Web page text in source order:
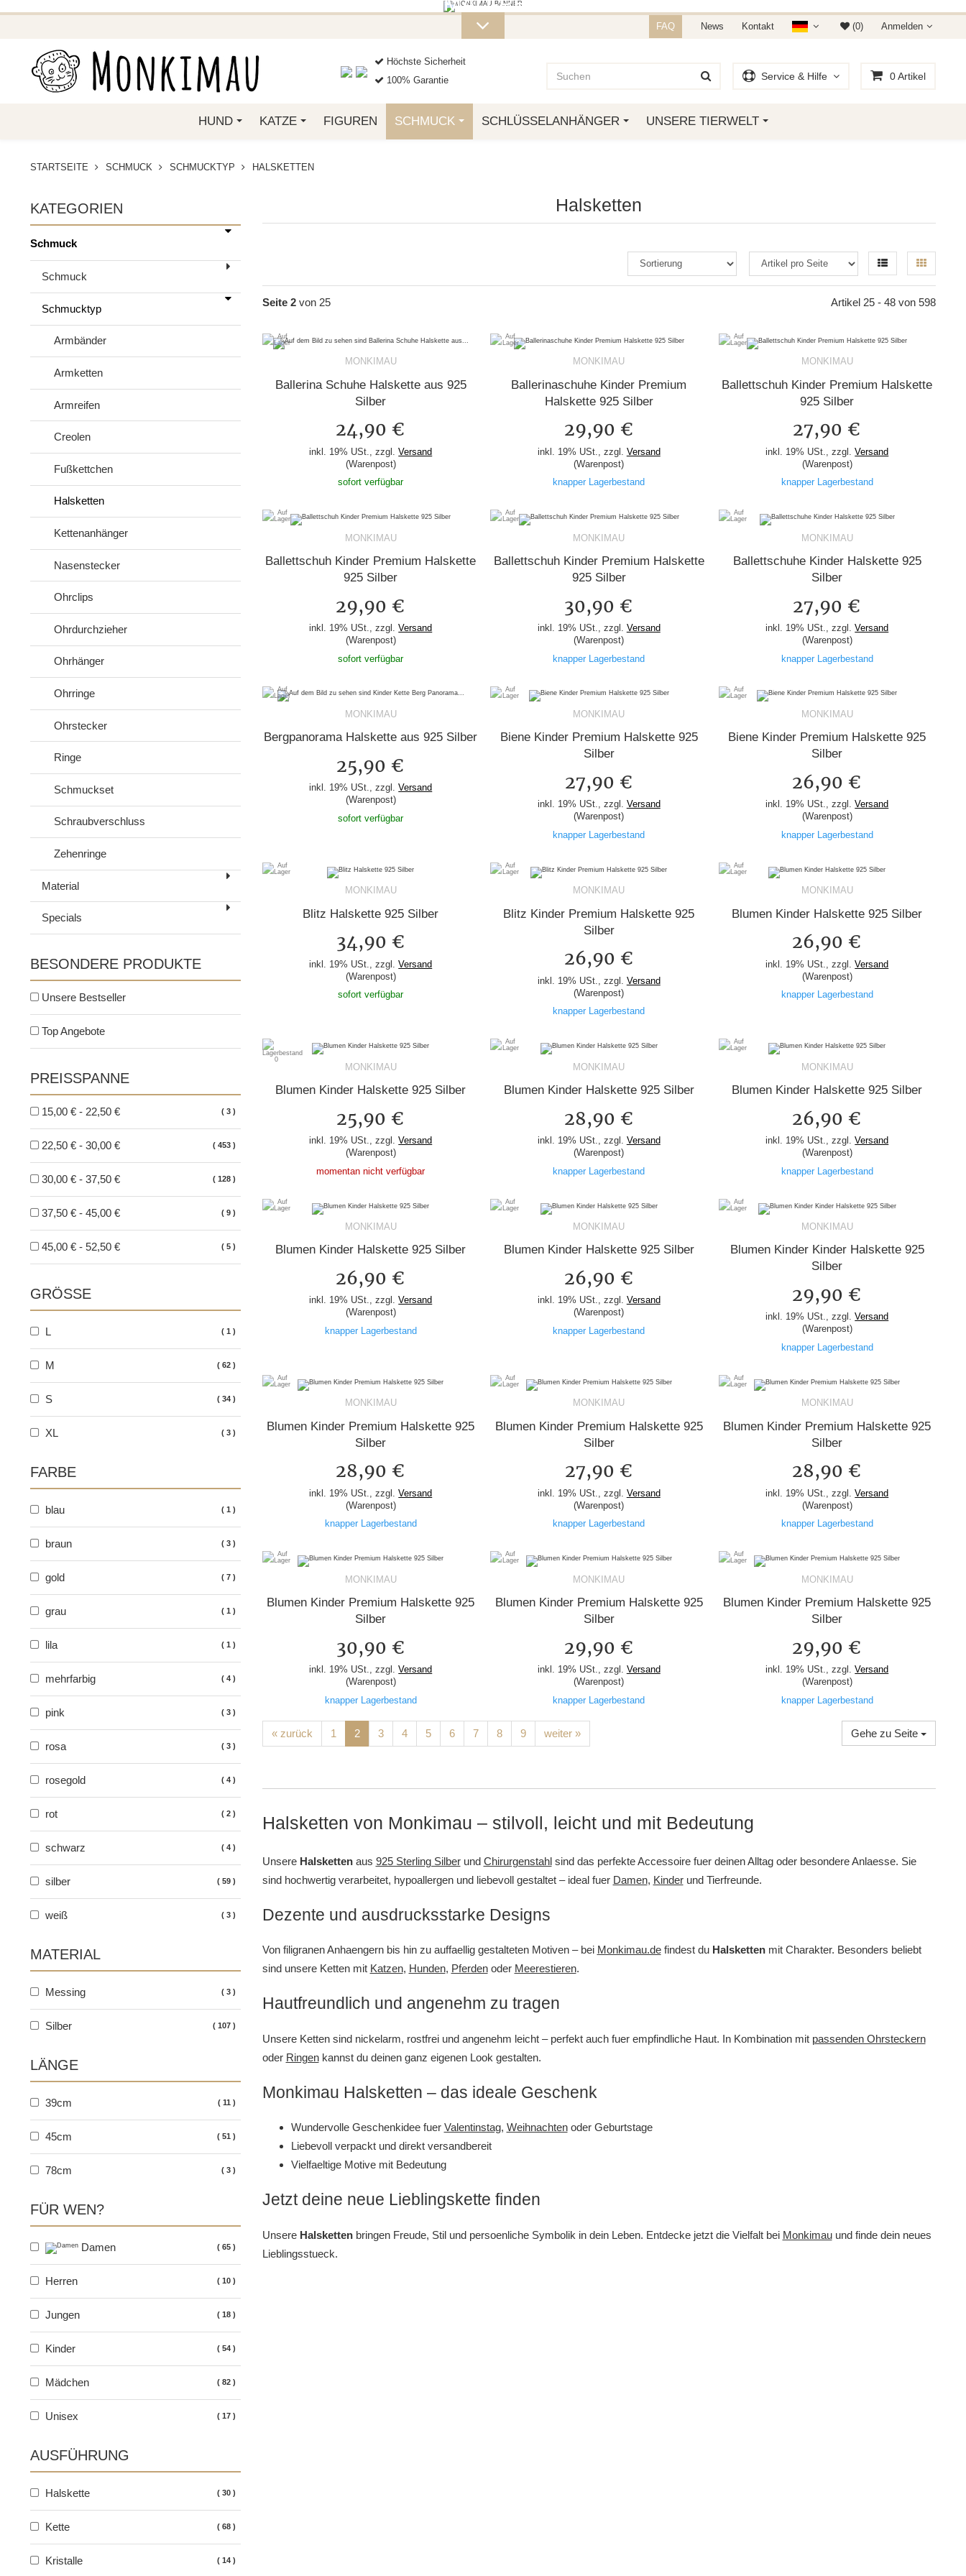
OTTO.
FAQ News Kontakt (0) Anmelden
Höchste Sicherheit
100% Garantie
Service & Hilfe 0Artikel
HUND KATZE FIGUREN SCHMUCK SCHLÜSSELANHÄNGER UNSERE TIERWELT
STARTSEITE SCHMUCK SCHMUCKTYP HALSKETTEN
Halsketten
Seite 2von 25 Artikel 25 - 48 von 598
MONKIMAU
Ballerina Schuhe Halskette aus 925
Silber
24,90 €
inkl. 19% USt., zzgl.Versand
(Warenpost)
sofort verfügbar
MONKIMAU
Ballerinaschuhe Kinder Premium
Halskette 925 Silber
29,90 €
inkl. 19% USt., zzgl. Versand
(Warenpost)
knapper Lagerbestand
MONKIMAU
Ballettschuh Kinder Premium Halskette
925 Silber
27,90 €
inkl. 19% USt., zzgl.Versand
(Warenpost)
knapper Lagerbestand
MONKIMAU
Ballettschuh Kinder Premium Halskette
925 Silber
29,90 €
inkl. 19% USt., zzgl.Versand
(Warenpost)
sofort verfügbar
MONKIMAU
Ballettschuh Kinder Premium Halskette
925 Silber
30,90 €
inkl. 19% USt., zzgl. Versand
(Warenpost)
knapper Lagerbestand
MONKIMAU
Ballettschuhe Kinder Halskette 925
Silber
27,90 €
inkl. 19% USt., zzgl.Versand
(Warenpost)
knapper Lagerbestand
MONKIMAU
Bergpanorama Halskette aus 925 Silber
25,90 €
inkl. 19% USt., zzgl.Versand
(Warenpost)
sofort verfügbar
MONKIMAU
Biene Kinder Premium Halskette 925
Silber
27,90 €
inkl. 19% USt., zzgl. Versand
(Warenpost)
knapper Lagerbestand
MONKIMAU
Biene Kinder Premium Halskette 925
Silber
26,90 €
inkl. 19% USt., zzgl.Versand
(Warenpost)
knapper Lagerbestand
MONKIMAU
Blitz Halskette 925 Silber
34,90 €
inkl. 19% USt., zzgl.Versand
(Warenpost)
sofort verfügbar
MONKIMAU
Blitz Kinder Premium Halskette 925
Silber
26,90 €
inkl. 19% USt., zzgl. Versand
(Warenpost)
knapper Lagerbestand
MONKIMAU
Blumen Kinder Halskette 925 Silber
26,90 €
inkl. 19% USt., zzgl.Versand
(Warenpost)
knapper Lagerbestand
MONKIMAU
Blumen Kinder Halskette 925 Silber
25,90 €
inkl. 19% USt., zzgl.Versand
(Warenpost)
momentan nicht verfügbar
MONKIMAU
Blumen Kinder Halskette 925 Silber
28,90 €
inkl. 19% USt., zzgl. Versand
(Warenpost)
knapper Lagerbestand
MONKIMAU
Blumen Kinder Halskette 925 Silber
26,90 €
inkl. 19% USt., zzgl.Versand
(Warenpost)
knapper Lagerbestand
MONKIMAU
Blumen Kinder Halskette 925 Silber
26,90 €
inkl. 19% USt., zzgl.Versand
(Warenpost)
knapper Lagerbestand
MONKIMAU
Blumen Kinder Halskette 925 Silber
26,90 €
inkl. 19% USt., zzgl. Versand
(Warenpost)
knapper Lagerbestand
MONKIMAU
Blumen Kinder Kinder Halskette 925
Silber
29,90 €
inkl. 19% USt., zzgl.Versand
(Warenpost)
knapper Lagerbestand
MONKIMAU
Blumen Kinder Premium Halskette 925
Silber
28,90 €
inkl. 19% USt., zzgl.Versand
(Warenpost)
knapper Lagerbestand
MONKIMAU
Blumen Kinder Premium Halskette 925
Silber
27,90 €
inkl. 19% USt., zzgl. Versand
(Warenpost)
knapper Lagerbestand
MONKIMAU
Blumen Kinder Premium Halskette 925
Silber
28,90 €
inkl. 19% USt., zzgl.Versand
(Warenpost)
knapper Lagerbestand
MONKIMAU
Blumen Kinder Premium Halskette 925
Silber
30,90 €
inkl. 19% USt., zzgl.Versand
(Warenpost)
knapper Lagerbestand
MONKIMAU
Blumen Kinder Premium Halskette 925
Silber
29,90 €
inkl. 19% USt., zzgl. Versand
(Warenpost)
knapper Lagerbestand
MONKIMAU
Blumen Kinder Premium Halskette 925
Silber
29,90 €
inkl. 19% USt., zzgl.Versand
(Warenpost)
knapper Lagerbestand
« zurück 1 2 3 4 5 6 7 8 9 weiter » Gehe zu Seite
Halsketten von Monkimau – stilvoll, leicht und mit Bedeutung
Unsere Halskettenaus 925 Sterling Silberund Chirurgenstahlsind das perfekte Accessoire fuer deinen Alltag oder besondere Anlaesse. Sie
sind hochwertig verarbeitet, hypoallergen und liebevoll gestaltet – ideal fuer Damen, Kinderund Tierfreunde.
Dezente und ausdrucksstarke Designs
Von filigranen Anhaengern bis hin zu auffaellig gestalteten Motiven – bei Monkimau.defindest du Halskettenmit Charakter. Besonders beliebt
sind unsere Ketten mit Katzen, Hunden, Pferdenoder Meerestieren.
Hautfreundlich und angenehm zu tragen
Unsere Ketten sind nickelarm, rostfrei und angenehm leicht – perfekt auch fuer empfindliche Haut. In Kombination mit passenden Ohrsteckern
oder Ringenkannst du deinen ganz eigenen Look gestalten.
Monkimau Halsketten – das ideale Geschenk
Wundervolle Geschenkidee fuer Valentinstag, Weihnachtenoder Geburtstage
Liebevoll verpackt und direkt versandbereit
Vielfaeltige Motive mit Bedeutung
Jetzt deine neue Lieblingskette finden
Unsere Halskettenbringen Freude, Stil und persoenliche Symbolik in dein Leben. Entdecke jetzt die Vielfalt bei Monkimauund finde dein neues
Lieblingsstueck.
KATEGORIEN
Schmuck
Schmuck
Schmucktyp
Armbänder
Armketten
Armreifen
Creolen
Fußkettchen
Halsketten
Kettenanhänger
Nasenstecker
Ohrclips
Ohrdurchzieher
Ohrhänger
Ohrringe
Ohrstecker
Ringe
Schmuckset
Schraubverschluss
Zehenringe
Material
Specials
BESONDERE PRODUKTE
Unsere Bestseller
Top Angebote
PREISSPANNE
3
15,00 € - 22,50 €
453
22,50 € - 30,00 €
128
30,00 € - 37,50 €
9
37,50 € - 45,00 €
5
45,00 € - 52,50 €
GRÖSSE
1
L
62
M
34
S
3
XL
FARBE
1
blau
3
braun
7
gold
1
grau
1
lila
4
mehrfarbig
3
pink
3
rosa
4
rosegold
2
rot
4
schwarz
59
silber
3
weiß
MATERIAL
3
Messing
107
Silber
LÄNGE
11
39cm
51
45cm
3
78cm
FÜR WEN?
65
Damen
10
Herren
18
Jungen
54
Kinder
82
Mädchen
17
Unisex
AUSFÜHRUNG
30
Halskette
68
Kette
14
Kristalle